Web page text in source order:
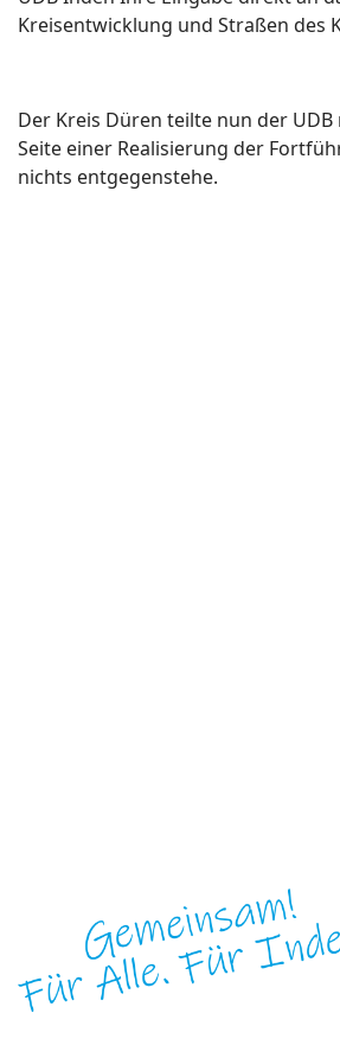
Kreisentwicklung und Straßen des
Der Kreis Düren teilte nun der
Seite einer Realisierung der
nichts entgegenstehe.